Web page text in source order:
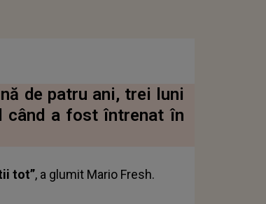
de patru ani, trei luni
când a fost întrenat în
tot”, a glumit Mario Fresh.